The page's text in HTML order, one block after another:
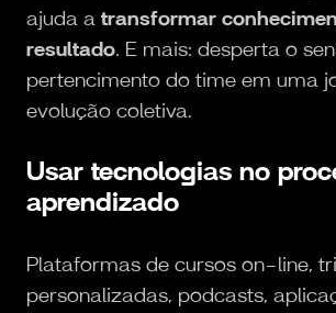
ajuda a transformar
resultado. E mais: desperta o
pertencimento do time em uma
evolução coletiva.
Usar tecnologias no
aprendizado
Plataformas de cursos on-line,
personalizadas, podcasts,